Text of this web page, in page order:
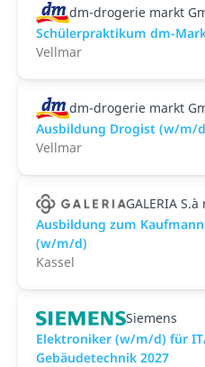
dm-drogerie markt
Schülerpraktikum dm-
Vellmar
dm-drogerie markt
Ausbildung Drogist (w/m/
Vellmar
GALERIA
Ausbildung zum
(w/m/d)
Kassel
Siemens
Elektroniker (w/m/d) für
Gebäudetechnik 2027